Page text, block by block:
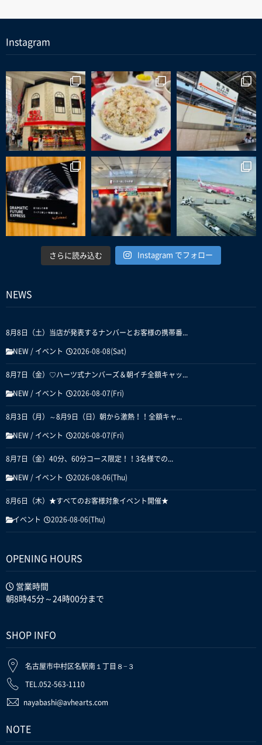
Instagram
さらに読み込む Instagram でフォロー
NEWS
8月8日（土）当店が発表するナンバーとお客様の携帯番...
NEW / イベント 2026-08-08(Sat)
8月7日（金）♡ハーツ式ナンバーズ＆朝イチ全額キャッ...
NEW / イベント 2026-08-07(Fri)
8月3日（月）～8月9日（日）朝から激熱！！全額キャ...
NEW / イベント 2026-08-07(Fri)
8月7日（金）40分、60分コース限定！！3名様での...
NEW / イベント 2026-08-06(Thu)
8月6日（木）★すべてのお客様対象イベント開催★
イベント 2026-08-06(Thu)
OPENING HOURS
営業時間
朝8時45分～24時00分まで
SHOP INFO
名古屋市中村区名駅南１丁目８−３
TEL.052-563-1110
nayabashi@avhearts.com
NOTE